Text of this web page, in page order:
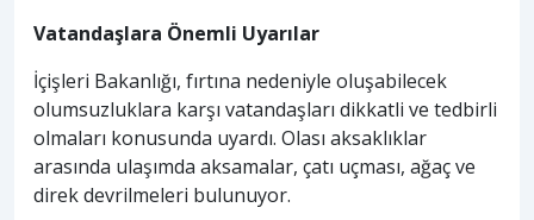
Vatandaşlara Önemli Uyarılar
İçişleri Bakanlığı, fırtına nedeniyle oluşabilecek
olumsuzluklara karşı vatandaşları dikkatli ve tedbirli
olmaları konusunda uyardı. Olası aksaklıklar
arasında ulaşımda aksamalar, çatı uçması, ağaç ve
direk devrilmeleri bulunuyor.